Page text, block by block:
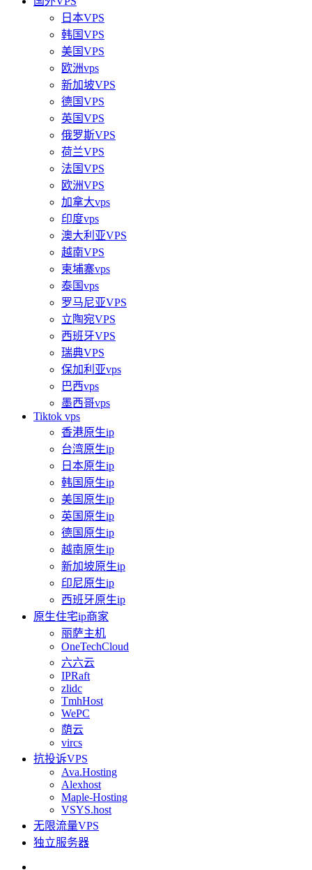
日本VPS
韩国VPS
美国VPS
欧洲vps
新加坡VPS
德国VPS
英国VPS
俄罗斯VPS
荷兰VPS
法国VPS
欧洲VPS
加拿大vps
印度vps
澳大利亚VPS
越南VPS
柬埔寨vps
泰国vps
罗马尼亚VPS
立陶宛VPS
西班牙VPS
瑞典VPS
保加利亚vps
巴西vps
墨西哥vps
Tiktok vps
香港原生ip
台湾原生ip
日本原生ip
韩国原生ip
美国原生ip
英国原生ip
德国原生ip
越南原生ip
新加坡原生ip
印尼原生ip
西班牙原生ip
原生住宅ip商家
丽萨主机
OneTechCloud
六六云
IPRaft
zlidc
TmhHost
WePC
荫云
vircs
抗投诉VPS
Ava.Hosting
Alexhost
Maple-Hosting
VSYS.host
无限流量VPS
独立服务器